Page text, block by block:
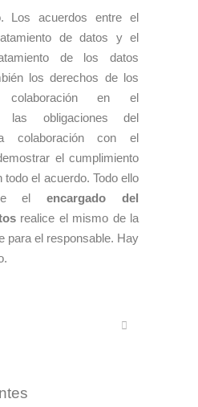
Los acuerdos entre el
de datos y el
de los datos
los derechos de los
colaboración en el
las obligaciones del
colaboración con el
el cumplimiento
el acuerdo. Todo ello
elencargado del
realice el mismo de la
para el responsable. Hay